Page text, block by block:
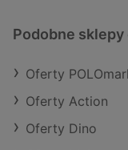
Podobne
Oferty
Oferty Action
Oferty Dino